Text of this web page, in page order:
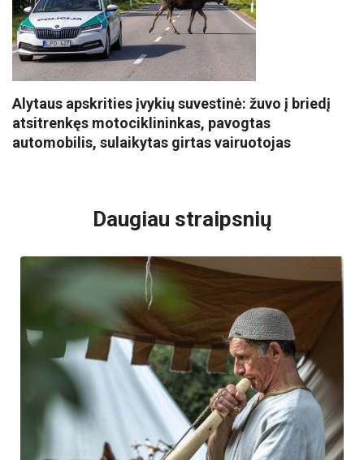
Alytaus apskrities įvykių suvestinė: žuvo į briedį
atsitrenkęs motociklininkas, pavogtas
automobilis, sulaikytas girtas vairuotojas
Daugiau straipsnių